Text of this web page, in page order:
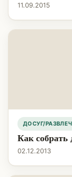
11.09.2015
ДОСУГ/
Как собрать
02.12.2013